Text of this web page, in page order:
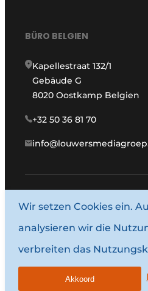
BÜRO BELGIEN
Kapellestraat 132/1
Gebäude G
8020 Oostkamp Belgien
+32 50 36 81 70
© 1987–2026
Allgemeine
Wir setzen Cookies ein.
analysieren wir die
verbreiten das
Akkoord